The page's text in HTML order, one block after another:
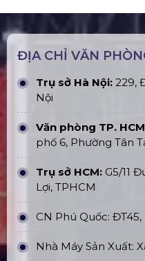
ĐỊA CHỈ VĂN
Trụ sở Hà Nội: 229,
Nội
Văn phòng TP.
phố 6, Phường Tân
Trụ sở HCM: G5/11
Lợi, TPHCM
CN Phú Quốc:
Nhà Máy Sản Xuất: